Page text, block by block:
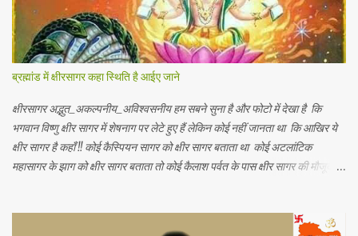
भूगोल एक क्षेत्र के आर्थिक जीवन क वर्णन है, जिसके अन्तर्गत भौगोलिक वातावरण के
नियंत्रण या प्रभाव को आर्थिक जन जीवन पर देखा जा सकें। " 3. आर. ई मरफी के
अनुसार -" आर्थिक भूगोल मनुष्य के जीवकोपार्जन की विधियों में से एक स्था...
ब्रह्मांड में क्षीरसागर कहा स्थिति है आईए जाने
क्षीरसागर अद्भुत_अकल्पनीय_अविश्वसनीय हम सबने सुना है और फोटो में देखा है कि
भगवान विष्णु क्षीर सागर में शेषनाग पर लेटे हुए हैं लेकिन कोई नहीं जानता था कि आखिर ये
क्षीर सागर है कहाँ !! कोई कैस्पियन सागर को क्षीर सागर बताता था कोई अटलांटिक
महासागर के झाग को क्षीर सागर बताता तो कोई कैलाश पर्वत के पास क्षीर सागर की मौजूदगी
बड़ा है जिसमें पृथ्वी पर मौजूद कुल पानी से 140 ट्रिलियन गुणा अधिक पानी है (1